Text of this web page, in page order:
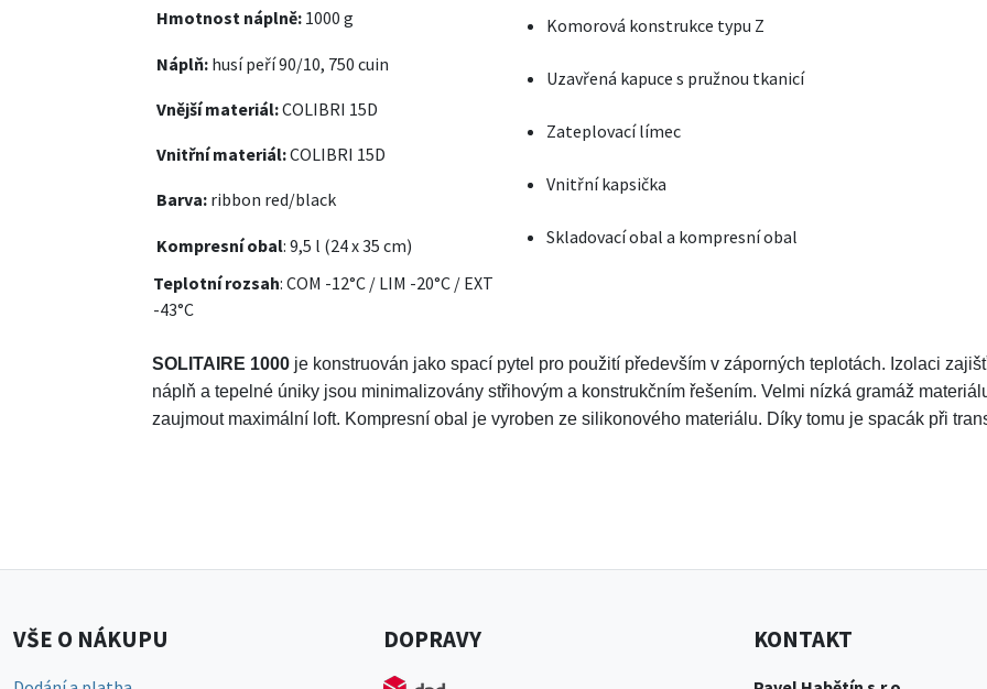
Komorová konstrukce typu Z
Uzavřená kapuce s pružnou tkanicí
Zateplovací límec
Vnitřní kapsička
Skladovací obal a kompresní obal
Hmotnost náplně: 1000 g
Náplň: husí peří 90/10, 750 cuin
Vnější materiál:COLIBRI 15D
Vnitřní materiál:COLIBRI 15D
Barva: ribbon red/black
Kompresní obal: 9,5 l (24 x 35 cm)
Teplotní rozsah: COM -12°C / LIM -20°C / EXT
-43°C
SOLITAIRE 1000 je konstruován jako spací pytel pro použití především v záporných teplotách. Izolaci
náplň a tepelné úniky jsou minimalizovány střihovým a konstrukčním řešením. Velmi nízká gramáž
zaujmout maximální loft. Kompresní obal je vyroben ze silikonového materiálu. Díky tomu je spacák při
VŠE O NÁKUPU DOPRAVY KONTAKT